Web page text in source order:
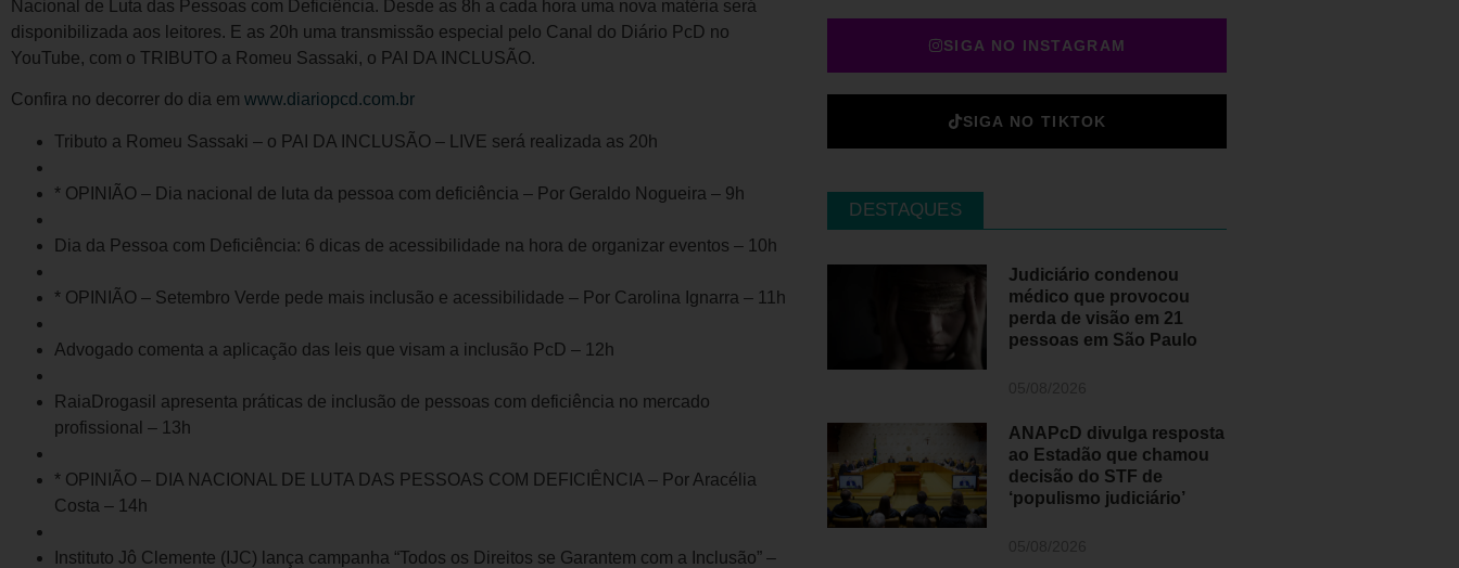
Nacional de Luta das Pessoas com Deficiência. Desde as 8h a cada hora uma nova matéria será
disponibilizada aos leitores. E as 20h uma transmissão especial pelo Canal do Diário PcD no
YouTube, com o TRIBUTO a Romeu Sassaki, o PAI DA INCLUSÃO.
Confira no decorrer do dia em www.diariopcd.com.br
Tributo a Romeu Sassaki – o PAI DA INCLUSÃO – LIVE será realizada as 20h
* OPINIÃO – Dia nacional de luta da pessoa com deficiência – Por Geraldo Nogueira – 9h
Dia da Pessoa com Deficiência: 6 dicas de acessibilidade na hora de organizar eventos – 10h
* OPINIÃO – Setembro Verde pede mais inclusão e acessibilidade – Por Carolina Ignarra – 11h
Advogado comenta a aplicação das leis que visam a inclusão PcD – 12h
RaiaDrogasil apresenta práticas de inclusão de pessoas com deficiência no mercado
profissional – 13h
* OPINIÃO – DIA NACIONAL DE LUTA DAS PESSOAS COM DEFICIÊNCIA – Por Aracélia
Costa – 14h
Instituto Jô Clemente (IJC) lança campanha “Todos os Direitos se Garantem com a Inclusão” –
SIGA NO INSTAGRAM
SIGA NO TIKTOK
DESTAQUES
Judiciário condenou
médico que provocou
perda de visão em 21
pessoas em São Paulo
ANAPcD divulga resposta
ao Estadão que chamou
decisão do STF de
‘populismo judiciário’